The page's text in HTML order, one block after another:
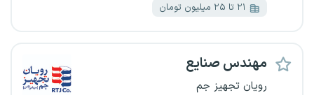
۲۱ تا ۲۵ میلیون تومان
مهندس صنایع
رویان تجهیز جم